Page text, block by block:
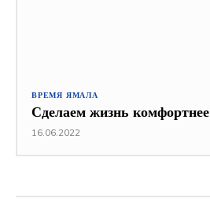
ВРЕМЯ ЯМАЛА
Сделаем жизнь комфортнее
16.06.2022